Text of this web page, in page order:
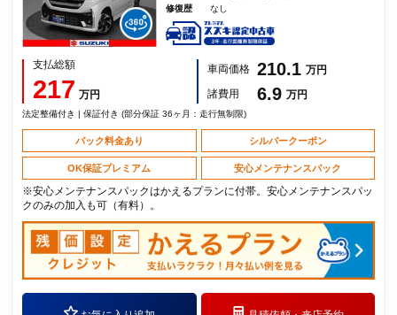
修復歴
なし
支払総額
217 万円
車両価格 210.1 万円
諸費用
6.9 万円
法定整備付き | 保証付き (部分保証 36ヶ月：走行無制限)
パック料金あり シルバークーポン
OK保証プレミアム 安心メンテナンスパック
※安心メンテナンスパックはかえるプランに付帯。安心メンテナンスパッ
クのみの加入も可（有料）。